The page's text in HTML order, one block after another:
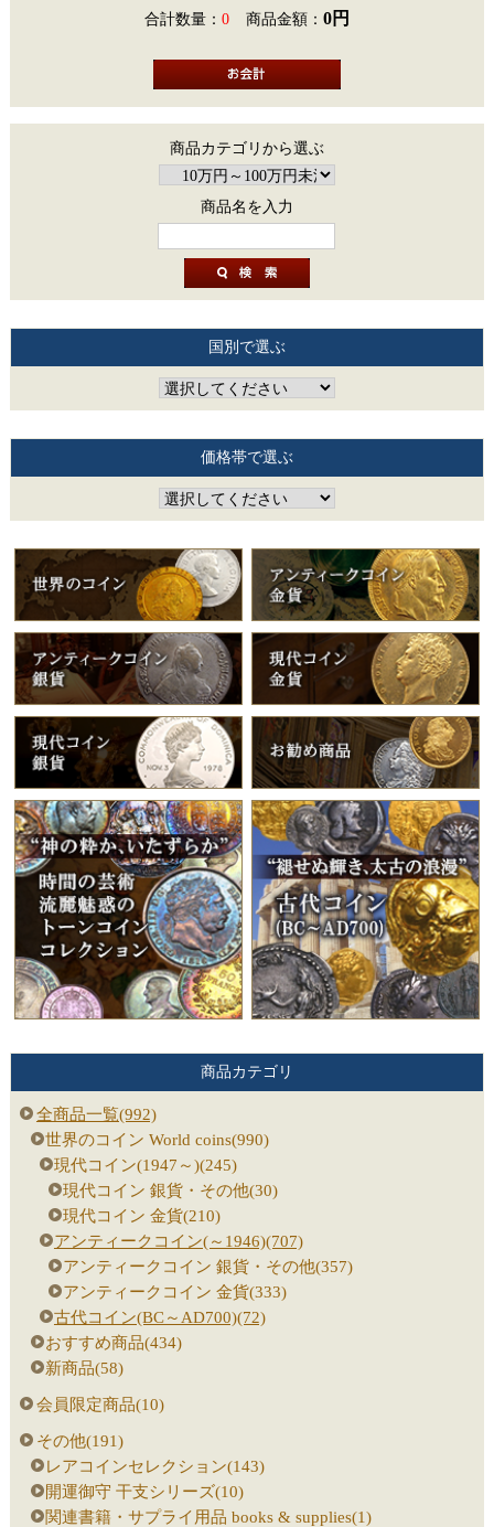
合計数量： 0 商品金額： 0円
商品カテゴリから選ぶ
商品名を入力
国別で選ぶ
価格帯で選ぶ
商品カテゴリ
全商品一覧(992)
世界のコイン World coins(990)
現代コイン(1947～)(245)
現代コイン 銀貨・その他(30)
現代コイン 金貨(210)
アンティークコイン(～1946)(707)
アンティークコイン 銀貨・その他(357)
アンティークコイン 金貨(333)
古代コイン(BC～AD700)(72)
おすすめ商品(434)
新商品(58)
会員限定商品(10)
その他(191)
レアコインセレクション(143)
開運御守 干支シリーズ(10)
関連書籍・サプライ用品 books & supplies(1)